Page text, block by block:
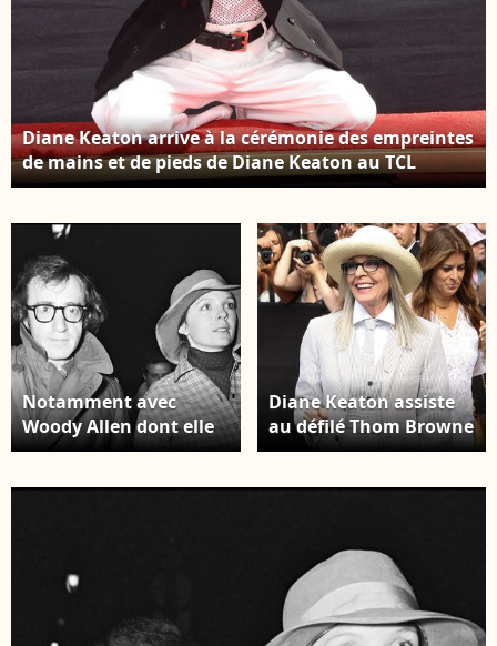
Diane Keaton arrive à la cérémonie des empreintes
de mains et de pieds de Diane Keaton au TCL
Chinese Theatre le 11 août 2022 à Hollywood,
AFF/ABACAPRESS.COM
Notamment avec
Woody Allen dont elle
était l'actrice fétiche
Diane Keaton assiste
au défilé Thom Browne
Haute Couture
Paris le 03 juin 2023 à
Paris, France. Photo
par Nasser
Berzane/